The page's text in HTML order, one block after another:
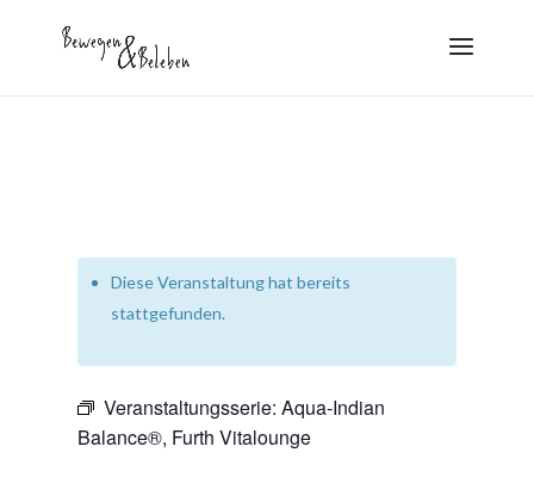
Diese Veranstaltung hat bereits
stattgefunden.
Veranstaltungsserie: Aqua-Indian
Balance®, Furth Vitalounge